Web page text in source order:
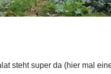
steht super da (hier mal